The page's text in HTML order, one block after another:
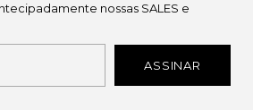
nossas SALES e